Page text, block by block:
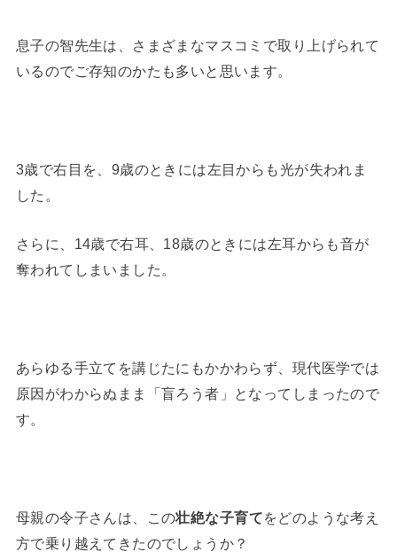
息子の智先生は、さまざまなマスコミで取り上げられて
いるのでご存知のかたも多いと思います。
3歳で右目を、9歳のときには左目からも光が失われま
した。
さらに、14歳で右耳、18歳のときには左耳からも音が
奪われてしまいました。
あらゆる手立てを講じたにもかかわらず、現代医学では
原因がわからぬまま「盲ろう者」となってしまったので
す。
母親の令子さんは、この壮絶な子育てをどのような考え
方で乗り越えてきたのでしょうか？